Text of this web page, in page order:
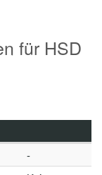
für HSD
-